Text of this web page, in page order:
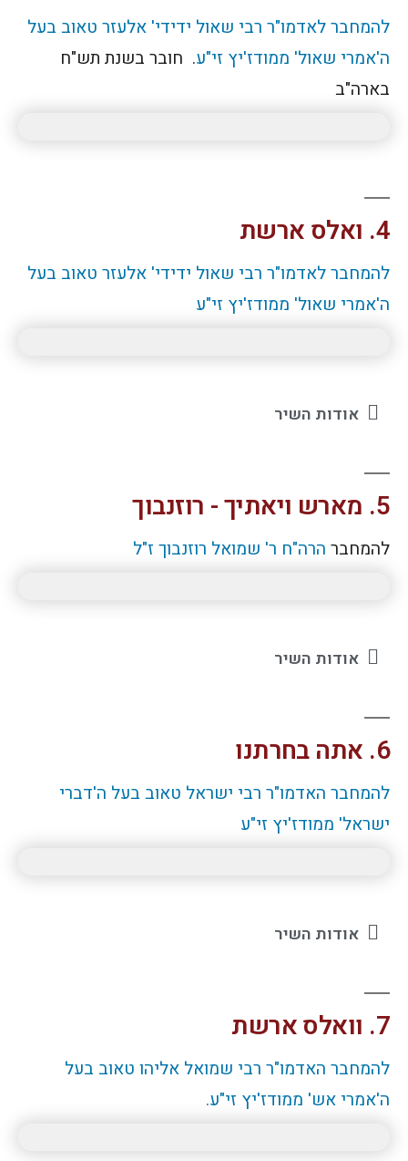
להמחבר לאדמו"ר רבי שאול ידידי' אלעזר טאוב בעל
ה'אמרי שאול' ממודז'יץ זי"ע. חובר בשנת תש"ח
בארה"ב
4. ואלס ארשת
להמחבר לאדמו"ר רבי שאול ידידי' אלעזר טאוב בעל
ה'אמרי שאול' ממודז'יץ זי"ע
אודות השיר
5. מארש ויאתיך - רוזנבוך
להמחברהרה"ח ר' שמואל רוזנבוך ז"ל
אודות השיר
6. אתה בחרתנו
להמחבר האדמו"ר רבי ישראל טאוב בעל ה'דברי
ישראל' ממודז'יץ זי"ע
אודות השיר
7. וואלס ארשת
להמחבר האדמו"ר רבי שמואל אליהו טאוב בעל
ה'אמרי אש' ממודז'יץ זי"ע.